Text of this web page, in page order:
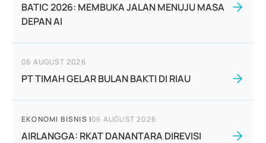
BATIC 2026: MEMBUKA JALAN MENUJU MASA
DEPAN AI
06 AUGUST 2026
PT TIMAH GELAR BULAN BAKTI DI RIAU
EKONOMI BISNIS |06 AUGUST 2026
AIRLANGGA: RKAT DANANTARA DIREVISI